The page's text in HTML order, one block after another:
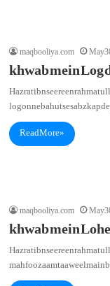
maqbooliya.com May
khwab mein Log
Hazrat ibn seereen
logon ne bahut se sabz
Read More »
maqbooliya.com May
khwab mein
Hazrat ibn seereen
mahfooz aam taaweel